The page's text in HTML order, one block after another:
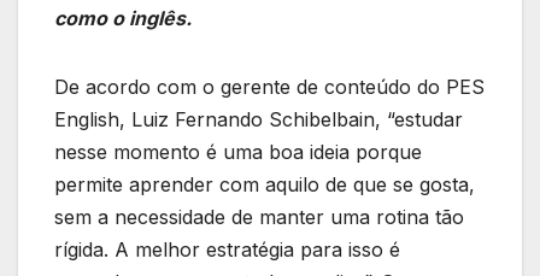
como o inglês.
De acordo com o gerente de conteúdo do PES
English, Luiz Fernando Schibelbain, “estudar
nesse momento é uma boa ideia porque
permite aprender com aquilo de que se gosta,
sem a necessidade de manter uma rotina tão
rígida. A melhor estratégia para isso é